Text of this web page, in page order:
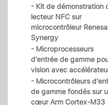
- Kit de démonstration
lecteur NFC sur
microcontrôleur
Synergy
- Microprocesseurs
d'entrée de gamme
vision avec
- Microcontrôleurs
de gamme fondés sur
cœur Arm Cortex-M33